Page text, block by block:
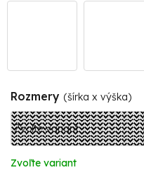
Rozmery (šírka x výška)
Zvoľte variant